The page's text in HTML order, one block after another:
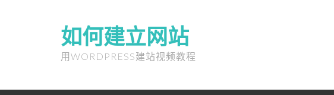
如何建立网站
用WORDPRESS建站视频教程